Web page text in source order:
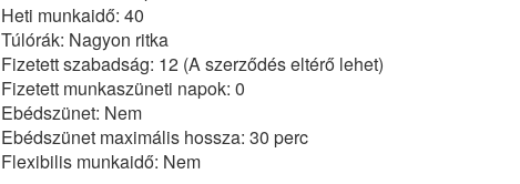
Heti munkaidő: 40
Túlórák: Nagyon ritka
Fizetett szabadság: 12 (A szerződés eltérő lehet)
Fizetett munkaszüneti napok: 0
Ebédszünet: Nem
Ebédszünet maximális hossza: 30 perc
Flexibilis munkaidő: Nem